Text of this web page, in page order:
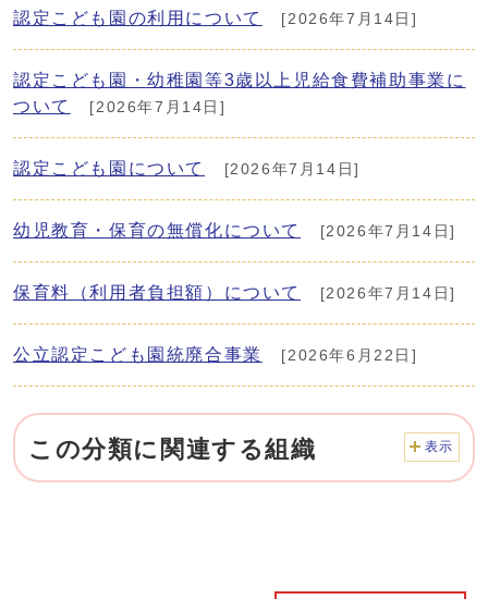
認定こども園の利用について [2026年7月14日]
認定こども園・幼稚園等3歳以上児給食費補助事業に
ついて
[2026年7月14日]
認定こども園について [2026年7月14日]
幼児教育・保育の無償化について [2026年7月14日]
保育料（利用者負担額）について [2026年7月14日]
公立認定こども園統廃合事業 [2026年6月22日]
この分類に関連する組織 表示